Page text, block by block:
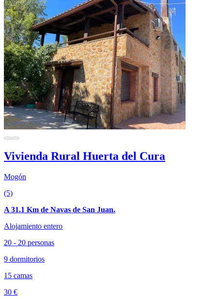
Vivienda Rural Huerta del Cura
Mogón
(5)
A 31.1 Km de Navas de San Juan.
Alojamiento entero
20 - 20 personas
9 dormitorios
15 camas
30 €